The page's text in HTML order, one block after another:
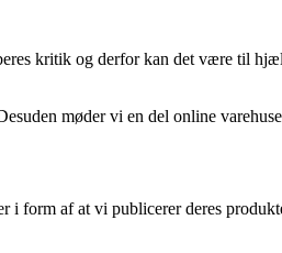
kritik og derfor kan det være til
møder vi en del online
af at vi publicerer deres